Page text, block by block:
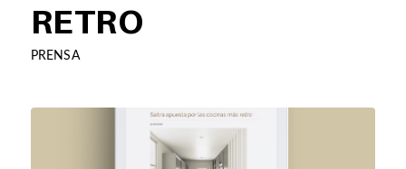
RETRO
PRENSA